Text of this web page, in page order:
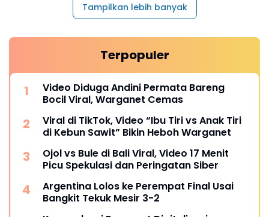
Tampilkan lebih banyak
Terpopuler
Video Diduga Andini Permata Bareng
Bocil Viral, Warganet Cemas
Viral di TikTok, Video “Ibu Tiri vs Anak Tiri
di Kebun Sawit” Bikin Heboh Warganet
Ojol vs Bule di Bali Viral, Video 17 Menit
Picu Spekulasi dan Peringatan Siber
Argentina Lolos ke Perempat Final Usai
Bangkit Tekuk Mesir 3-2